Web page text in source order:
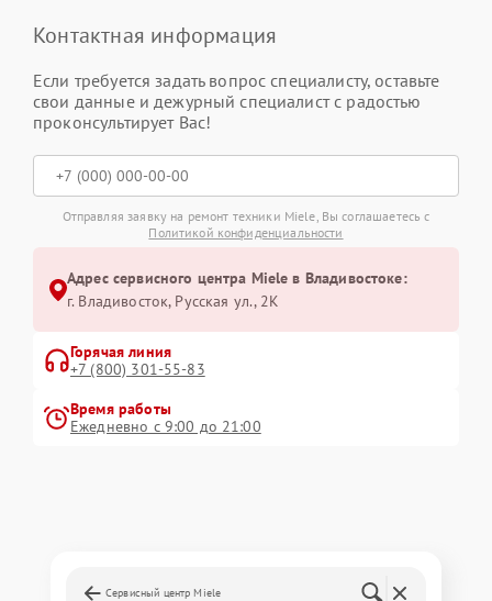
Контактная информация
Если требуется задать вопрос специалисту, оставьте
свои данные и дежурный специалист с радостью
проконсультирует Вас!
Отправляя заявку на ремонт техники Miele, Вы соглашаетесь с
Политикой конфиденциальности
Адрес сервисного центра Miele в Владивостоке:
г. Владивосток, Русская ул., 2К
Горячая линия
+7 (800) 301-55-83
Время работы
Ежедневно с 9:00 до 21:00
Сервисный центр Miele